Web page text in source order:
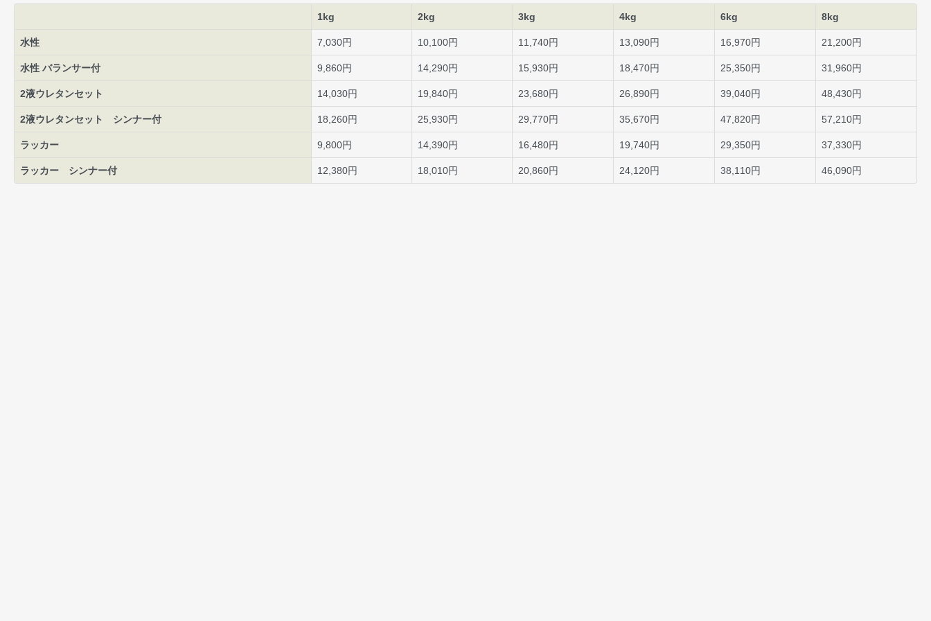
1kg 2kg 3kg 4kg 6kg 8kg
水性 7,030円 10,100円 11,740円 13,090円 16,970円 21,200円
水性 バランサー付 9,860円 14,290円 15,930円 18,470円 25,350円 31,960円
2液ウレタンセット 14,030円 19,840円 23,680円 26,890円 39,040円 48,430円
2液ウレタンセット シンナー付 18,260円 25,930円 29,770円 35,670円 47,820円 57,210円
ラッカー 9,800円 14,390円 16,480円 19,740円 29,350円 37,330円
ラッカー シンナー付 12,380円 18,010円 20,860円 24,120円 38,110円 46,090円